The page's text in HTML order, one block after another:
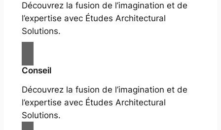
Découvrez la fusion de l’imagination et de
l’expertise avec Études Architectural
Solutions.
Conseil
Découvrez la fusion de l’imagination et de
l’expertise avec Études Architectural
Solutions.